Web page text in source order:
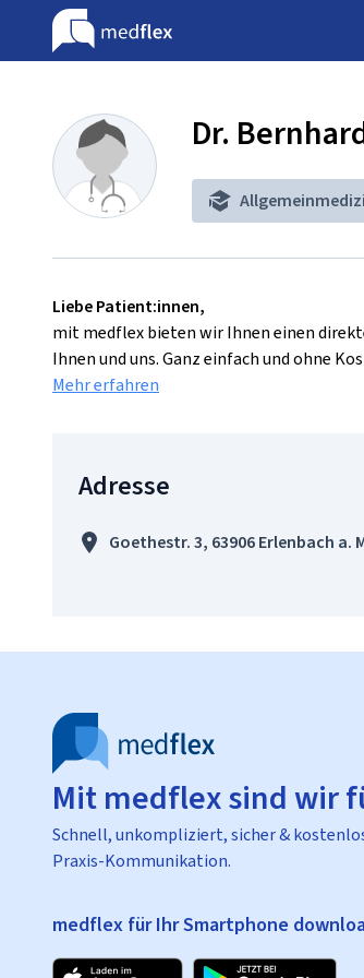
Dr.
Liebe Patient:innen,
mit medflex bieten wir Ihnen einen
Ihnen und uns. Ganz einfach und ohne
Mehr erfahren
Adresse
Goethestr. 3, 63906 Erlenbach a.
Mit medflex sind wir
Schnell, unkompliziert, sicher &
Praxis-Kommunikation.
medflex für Ihr Smartphone